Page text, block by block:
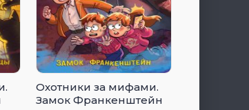
Охотники за мифами.
Замок Франкенштейн